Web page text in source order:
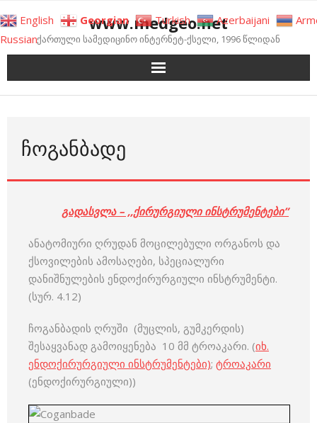
to
content
www.medgeo.net
ქართული სამედიცინო ინტერნეტ-ქსელი, 1996 წლიდან
ᲩᲝᲒᲐᲜᲑᲐᲓᲔ
გადასვლა – ,,ქირურგიული ინსტრუმენტები”
ანატომიური ღრუდან მოცილებული ორგანოს და
ქსოვილების ამოსაღები, სპეციალური
დანიშნულების ენდოქირურგიული ინსტრუმენტი.
(სურ. 4.12)
ჩოგანბადის ღრუში (მუცლის, გუმკერდის)
შესაყვანად გამოიყენება 10 მმ ტროაკარი. (იხ.
ენდოქირურგიული ინსტრუმენტები); ტროაკარი
(ენდოქირურგიული))
English Georgian Turkish Azerbaijani
Russian